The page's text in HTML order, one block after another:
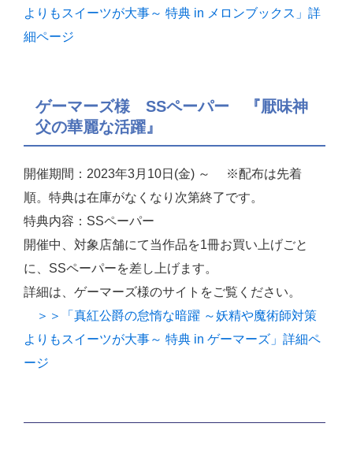
よりもスイーツが大事～ 特典 in メロンブックス」詳
細ページ
ゲーマーズ様 SSペーパー 『厭味神
父の華麗な活躍』
開催期間：2023年3月10日(金) ～ ※配布は先着
順。特典は在庫がなくなり次第終了です。
特典内容：SSペーパー
開催中、対象店舗にて当作品を1冊お買い上げごと
に、SSペーパーを差し上げます。
詳細は、ゲーマーズ様のサイトをご覧ください。
＞＞「真紅公爵の怠惰な暗躍 ～妖精や魔術師対策
よりもスイーツが大事～ 特典 in ゲーマーズ」詳細ペ
ージ